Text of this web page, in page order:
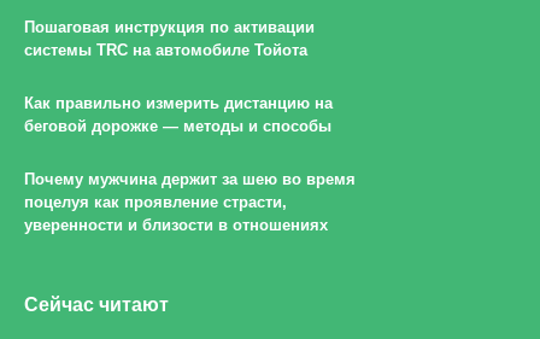
Пошаговая инструкция по активации
системы TRC на автомобиле Тойота
Как правильно измерить дистанцию на
беговой дорожке — методы и способы
Почему мужчина держит за шею во время
поцелуя как проявление страсти,
уверенности и близости в отношениях
Сейчас читают